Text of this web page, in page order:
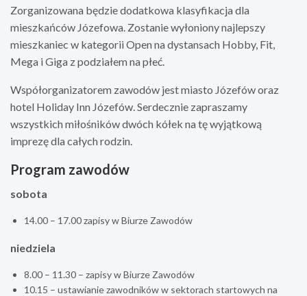
Zorganizowana będzie dodatkowa klasyfikacja dla
mieszkańców Józefowa. Zostanie wyłoniony najlepszy
mieszkaniec w kategorii Open na dystansach Hobby, Fit,
Mega i Giga z podziałem na płeć.
Współorganizatorem zawodów jest miasto Józefów oraz
hotel Holiday Inn Józefów. Serdecznie zapraszamy
wszystkich miłośników dwóch kółek na tę wyjątkową
imprezę dla całych rodzin.
Program zawodów
sobota
14.00 – 17.00 zapisy w Biurze Zawodów
niedziela
8.00 – 11.30 – zapisy w Biurze Zawodów
10.15 – ustawianie zawodników w sektorach startowych na